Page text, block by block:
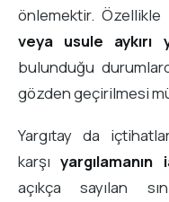
önlemektir. Özellikle
veya usule aykırı
bulunduğu
gözden geçirilmesi
Yargıtay da
karşıyargılamanın
açıkça sayılan